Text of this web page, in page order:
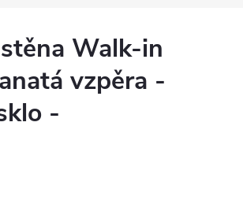
Walk-in
vzpěra -
-